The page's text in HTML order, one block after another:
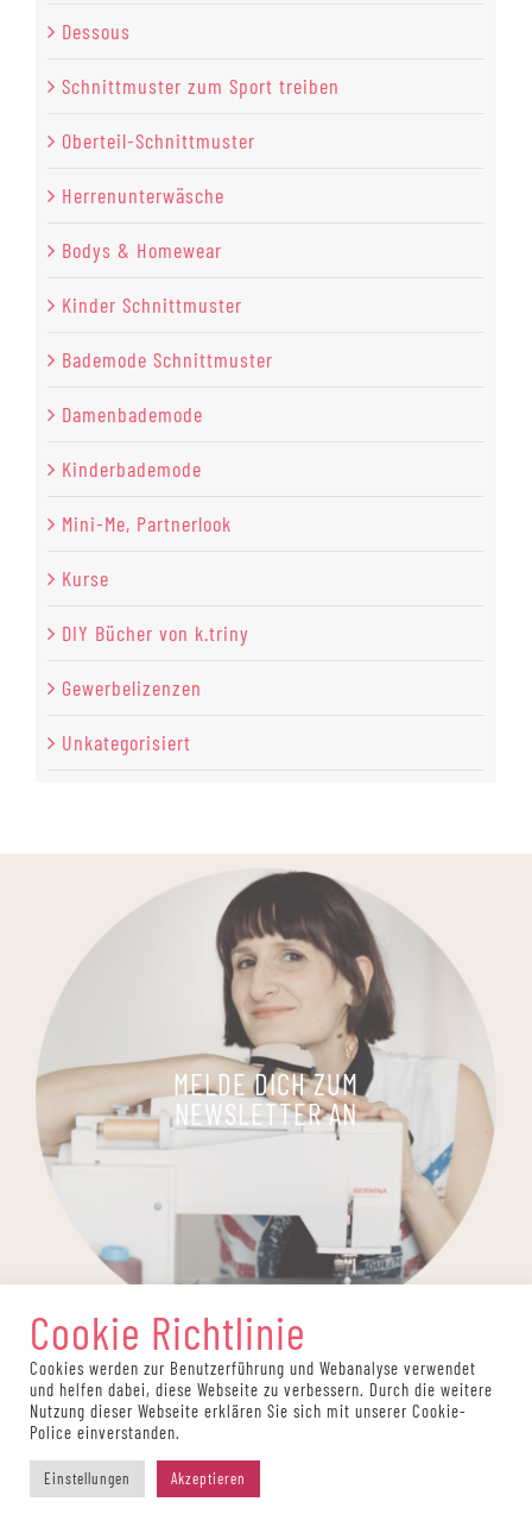
Dessous
Schnittmuster zum Sport treiben
Oberteil-Schnittmuster
Herrenunterwäsche
Bodys & Homewear
Kinder Schnittmuster
Bademode Schnittmuster
Damenbademode
Kinderbademode
Mini-Me, Partnerlook
Kurse
DIY Bücher von k.triny
Gewerbelizenzen
Unkategorisiert
MELDE DICH ZUM
NEWSLETTER AN
Cookie Richtlinie
Cookies werden zur Benutzerführung und Webanalyse verwendet
und helfen dabei, diese Webseite zu verbessern. Durch die weitere
Nutzung dieser Webseite erklären Sie sich mit unserer Cookie-
Police einverstanden.
Einstellungen Akzeptieren